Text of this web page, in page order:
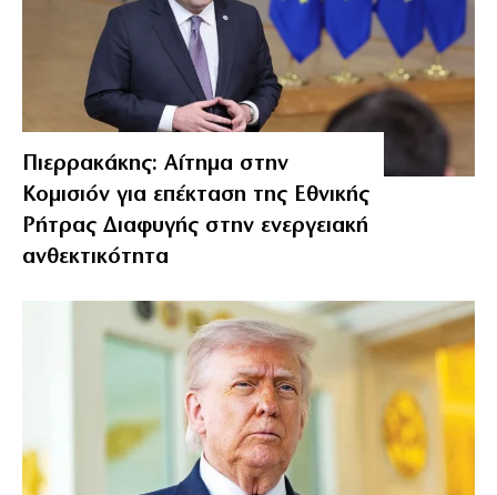
Πιερρακάκης: Αίτημα στην
Κομισιόν για επέκταση της Εθνικής
Ρήτρας Διαφυγής στην ενεργειακή
ανθεκτικότητα